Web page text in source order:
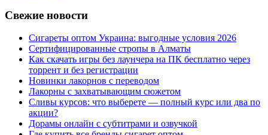
Свежие новости
Сигареты оптом Украина: выгодные условия 2026
Сертифицированные стропы в Алматы
Как скачать игры без лаунчера на ПК бесплатно через
торрент и без регистрации
Новинки лакорнов с переводом
Лакорны с захватывающим сюжетом
Сливы курсов: что выберете — полный курс или два по
акции?
Дорамы онлайн с субтитрами и озвучкой